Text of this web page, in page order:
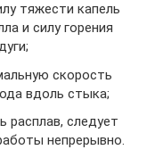
тяжести капель
и силу горения
скорость
вдоль стыка;
расплав, следует
непрерывно.